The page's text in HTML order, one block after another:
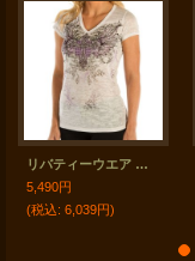
リバティーウエア パープルラインストーン 半袖Tシャツ（ホワイト）/Liberty Wear Short Sleeve T-shirt(Women's)
5,490円
(税込: 6,039円)